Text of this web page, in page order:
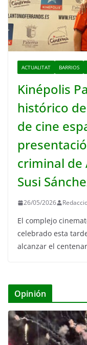
ACTUALITAT BARRIOS
Kinépolis
histórico
de cine
criminal de
Susi
26/05/2026
El complejo
celebrado esta
alcanzar el
Opinión